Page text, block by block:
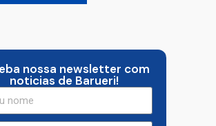
nossa newsletter com
noticias de Barueri!